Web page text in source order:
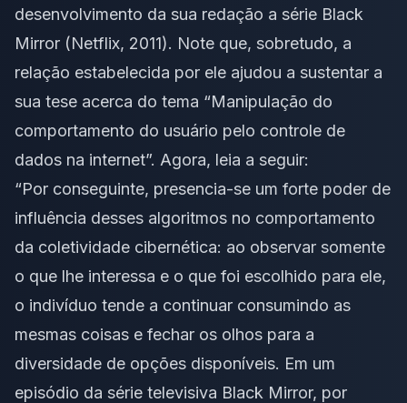
desenvolvimento da sua redação a série Black
Mirror (Netflix, 2011). Note que, sobretudo, a
relação estabelecida por ele ajudou a sustentar a
sua tese acerca do tema “Manipulação do
comportamento do usuário pelo controle de
dados na internet”. Agora, leia a seguir:
“Por conseguinte, presencia-se um forte poder de
influência desses algoritmos no comportamento
da coletividade cibernética: ao observar somente
o que lhe interessa e o que foi escolhido para ele,
o indivíduo tende a continuar consumindo as
mesmas coisas e fechar os olhos para a
diversidade de opções disponíveis. Em um
episódio da série televisiva Black Mirror, por